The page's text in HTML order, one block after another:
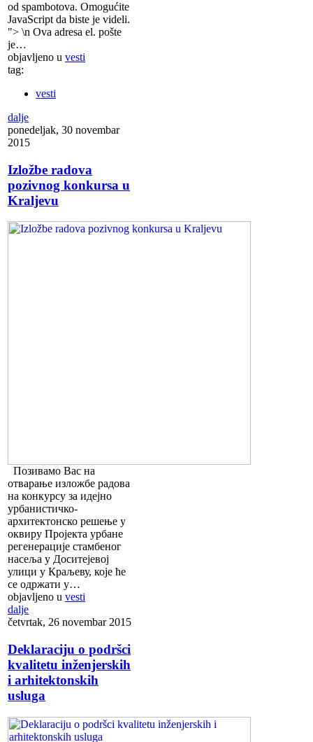
od spambotova. Omogućite
JavaScript da biste je videli.
"> \n Ova adresa el. pošte
je…
objavljeno u vesti
tag:
vesti
dalje
ponedeljak, 30 novembar
2015
Izložbe radova
pozivnog konkursa u
Kraljevu
Позивамо Вас на
отварање изложбе радова
на конкурсу за идејно
урбанистичко-
архитектонско решење у
оквиру Пројекта урбане
регенерације стамбеног
насеља у Доситејевој
улици у Краљеву, које ће
се одржати у…
objavljeno u vesti
dalje
četvrtak, 26 novembar 2015
Deklaraciju o podršci
kvalitetu inženjerskih
i arhitektonskih
usluga